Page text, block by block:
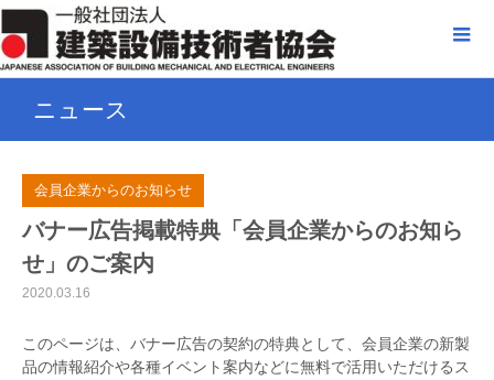
ニュース
会員企業からのお知らせ
バナー広告掲載特典「会員企業からのお知ら
せ」のご案内
2020.03.16
このページは、バナー広告の契約の特典として、会員企業の新製
品の情報紹介や各種イベント案内などに無料で活用いただけるス